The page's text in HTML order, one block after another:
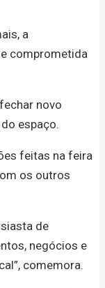
a
comprometida
novo
espaço.
feitas na feira
os outros
de
negócios e
comemora.